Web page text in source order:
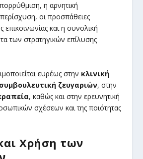
η αρνητική
οι προσπάθειες
επικοινωνίας και η συνολική
των στρατηγικών επίλυσης
ευρέως στην κλινική
συμβουλευτική ζευγαριών, στην
, καθώς και στην ερευνητική
σχέσεων και της ποιότητας
Χρήση των